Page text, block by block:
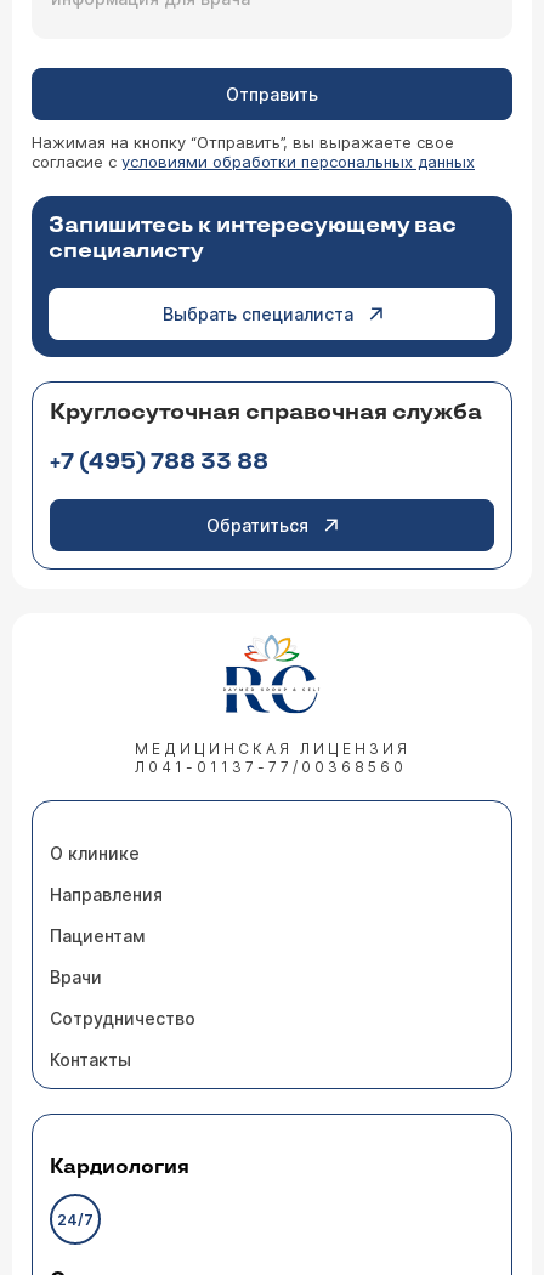
Отправить
Нажимая на кнопку “Отправить”, вы выражаете свое
согласие с условиями обработки персональных данных
Запишитесь к интересующему вас
специалисту
Выбрать специалиста
Круглосуточная справочная служба
+7 (495) 788 33 88
Обратиться
МЕДИЦИНСКАЯ ЛИЦЕНЗИЯ
Л041-01137-77/00368560
О клинике
Направления
Пациентам
Врачи
Сотрудничество
Контакты
Кардиология
24/7